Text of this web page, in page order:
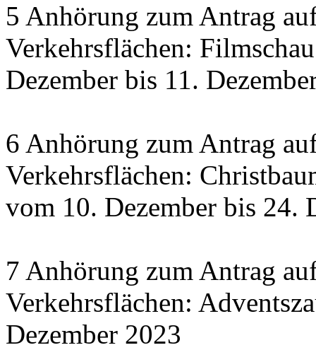
5 Anhörung zum Antrag
Verkehrsflächen:
Dezember bis 11.
6 Anhörung zum Antrag
Verkehrsflächen:
vom 10. Dezember bis 24.
7 Anhörung zum Antrag
Verkehrsflächen:
Dezember 2023